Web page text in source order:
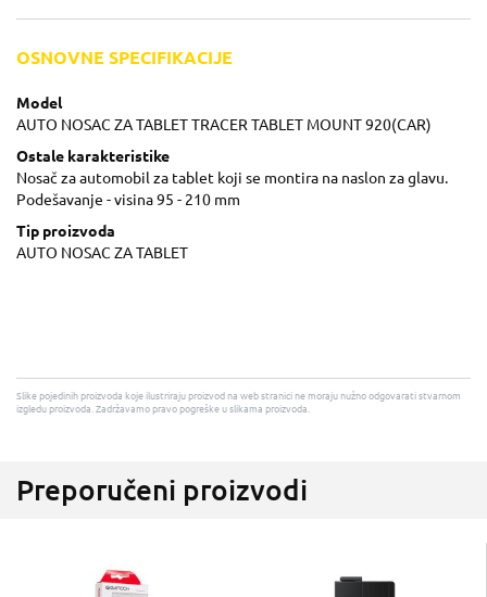
OSNOVNE SPECIFIKACIJE
Model
AUTO NOSAC ZA TABLET TRACER TABLET MOUNT 920(CAR)
Ostale karakteristike
Nosač za automobil za tablet koji se montira na naslon za glavu.
Podešavanje - visina 95 - 210 mm
Tip proizvoda
AUTO NOSAC ZA TABLET
Slike pojedinih proizvoda koje ilustriraju proizvod na web stranici ne moraju nužno odgovarati stvarnom
izgledu proizvoda. Zadržavamo pravo pogreške u slikama proizvoda.
Preporučeni proizvodi